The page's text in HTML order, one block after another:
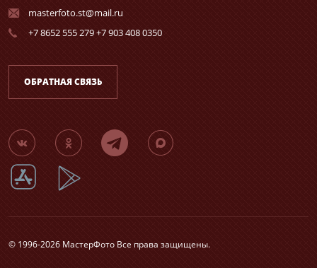
masterfoto.st@mail.ru
+7 8652 555 279 +7 903 408 0350
ОБРАТНАЯ СВЯЗЬ
© 1996-2026 МастерФото Все права защищены.